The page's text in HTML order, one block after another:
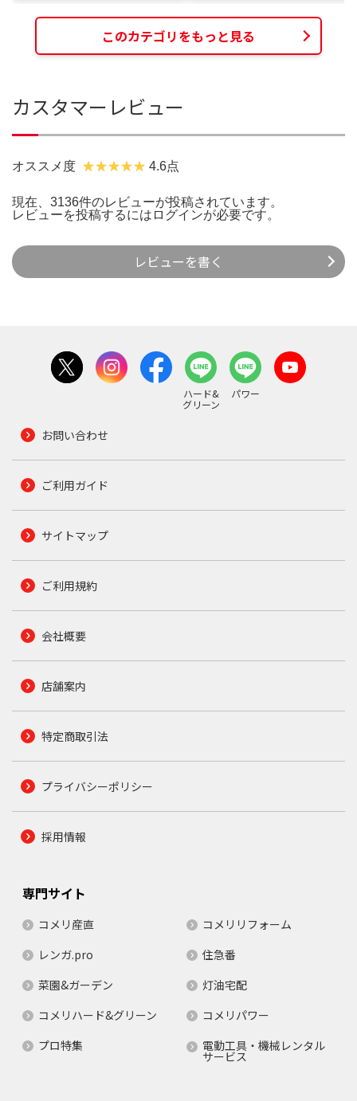
このカテゴリをもっと見る
カスタマーレビュー
オススメ度 4.6点
現在、3136件のレビューが投稿されています。
レビューを投稿するには ログインが必要です。
レビューを書く
ハード&
グリーン
パワー
お問い合わせ
ご利用ガイド
サイトマップ
ご利用規約
会社概要
店舗案内
特定商取引法
プライバシーポリシー
採用情報
専門サイト
コメリ産直
コメリリフォーム
レンガ.pro
住急番
菜園&ガーデン
灯油宅配
コメリハード&グリーン
コメリパワー
プロ特集
電動工具・機械レンタル
サービス